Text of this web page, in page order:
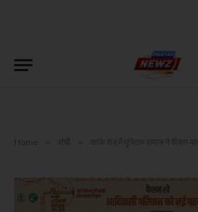
Home